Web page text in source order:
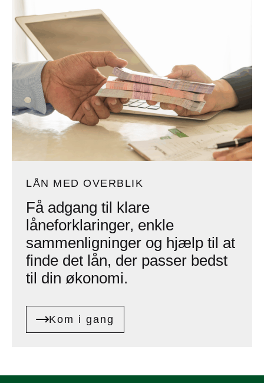
LÅN MED OVERBLIK
Få adgang til klare
låneforklaringer, enkle
sammenligninger og hjælp til at
finde det lån, der passer bedst
til din økonomi.
Kom i gang